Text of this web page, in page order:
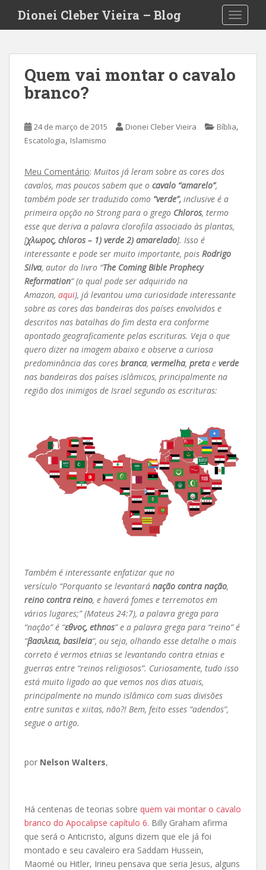
i
Dionei Cleber Vieira – Blog
Quem vai montar o cavalo
branco?
24 de março de 2015 Dionei Cleber Vieira Bíblia,
Escatologia, Islamismo
Meu Comentário: Muitos já leram sobre as cores dos
cavalos, mas poucos sabem que o cavalo “amarelo”,
também pode ser traduzido como “verde”, inclusive é a
primeira opção no Strong para o grego Chloros, termo
esse que deriva a palavra clorofila associado às plantas,
[χλωρος, chloros – 1) verde 2) amarelado]. Isso é
interessante e pode ser muito importante, pois Rodrigo
Silva, autor do livro “The Coming Bible Prophecy
Reformation” (o qual pode ser adquirido na
Amazon, aqui), já levantou uma curiosidade interessante
sobre as cores das bandeiras dos países envolvidos e
descritos nas batalhas do fim desta era conforme
apontado geograficamente pelas escrituras. Veja o que
quero dizer na imagem abaixo e observe a curiosa
predominância das cores branca, vermelha, preta e verde
nas bandeiras dos países islâmicos, principalmente na
região dos inimigos de Israel segundo as escrituras:
Também é interessante enfatizar que no
versículo “Porquanto se levantará nação contra nação,
reino contra reino, e haverá fomes e terremotos em
vários lugares;” (Mateus 24:7), a palavra grega para
“nação” é “εθνος, ethnos” e a palavra grega para “reino” é
“βασιλεια, basileia“, ou seja, olhando esse detalhe o mais
correto é vermos etnias se levantando contra etnias e
guerras entre “reinos religiosos”. Curiosamente, tudo isso
está muito ligado ao que vemos nos dias atuais,
principalmente no mundo islâmico com suas divisões
entre sunitas e xiitas, não?! Bem, feito esses “adendos”,
segue o artigo.
por Nelson Walters,
Há centenas de teorias sobre quem vai montar o cavalo
branco do Apocalipse capítulo 6. Billy Graham afirma
que será o Anticristo, alguns dizem que ele já foi
montado e seu cavaleiro era Saddam Hussein,
Maomé ou Hitler, Irineu pensava que seria Jesus, alguns